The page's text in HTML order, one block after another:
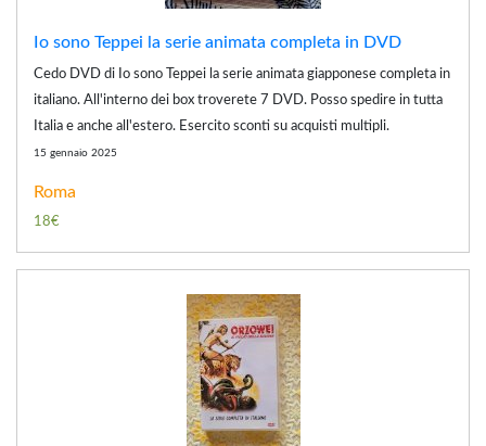
Io sono Teppei la serie animata completa in DVD
Cedo DVD di Io sono Teppei la serie animata giapponese completa in
italiano. All'interno dei box troverete 7 DVD. Posso spedire in tutta
Italia e anche all'estero. Esercito sconti su acquisti multipli.
15 gennaio 2025
Roma
18€